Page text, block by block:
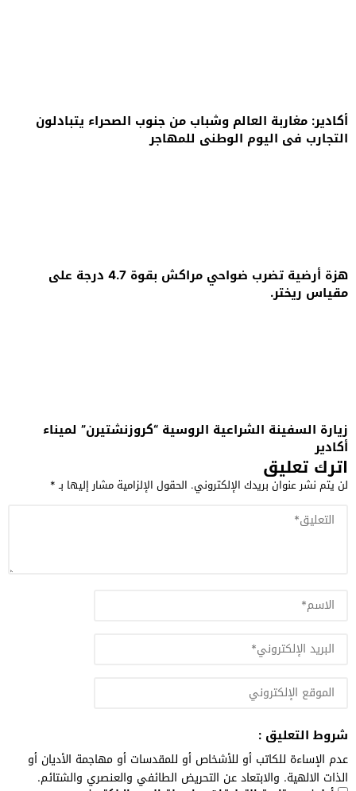
أكادير: مغاربة العالم وشباب من جنوب الصحراء يتبادلون
التجارب في اليوم الوطني للمهاجر
هزة أرضية تضرب ضواحي مراكش بقوة 4.7 درجة على
مقياس ريختر.
زيارة السفينة الشراعية الروسية “كروزنشتيرن” لميناء
أكادير
اترك تعليق
لن يتم نشر عنوان بريدك الإلكتروني. الحقول الإلزامية مشار إليها بـ*
شروط التعليق :
عدم الإساءة للكاتب أو للأشخاص أو للمقدسات أو مهاجمة الأديان أو
الذات الالهية. والابتعاد عن التحريض الطائفي والعنصري والشتائم.